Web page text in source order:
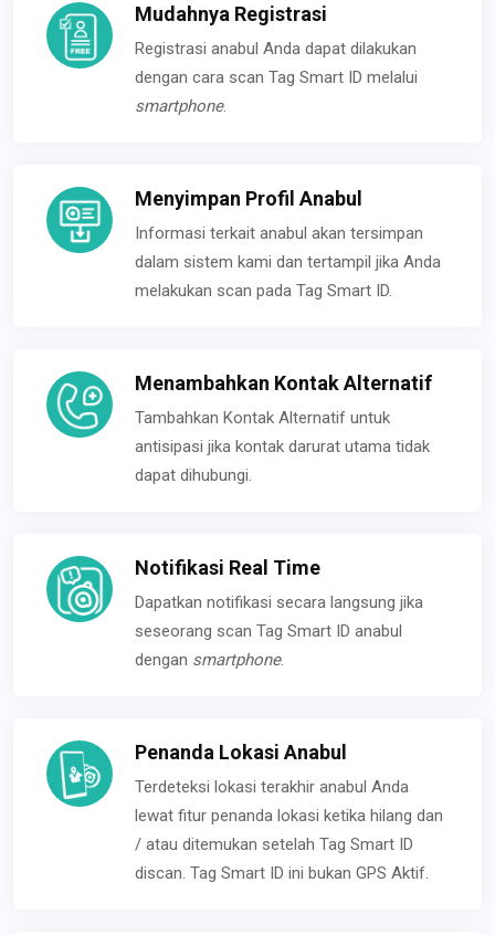
Mudahnya Registrasi
Registrasi anabul Anda dapat dilakukan
dengan cara scan Tag Smart ID melalui
smartphone.
Menyimpan Profil Anabul
Informasi terkait anabul akan tersimpan
dalam sistem kami dan tertampil jika Anda
melakukan scan pada Tag Smart ID.
Menambahkan Kontak Alternatif
Tambahkan Kontak Alternatif untuk
antisipasi jika kontak darurat utama tidak
dapat dihubungi.
Notifikasi Real Time
Dapatkan notifikasi secara langsung jika
seseorang scan Tag Smart ID anabul
dengan smartphone.
Penanda Lokasi Anabul
Terdeteksi lokasi terakhir anabul Anda
lewat fitur penanda lokasi ketika hilang dan
/ atau ditemukan setelah Tag Smart ID
discan. Tag Smart ID ini bukan GPS Aktif.